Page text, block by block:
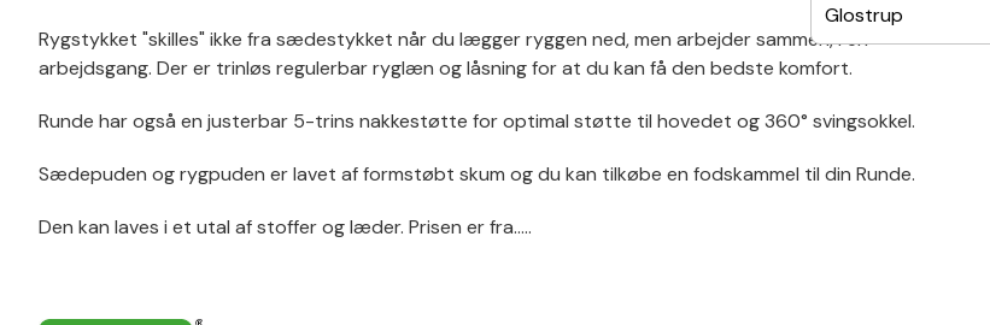
Rygstykket "skilles" ikke fra sædestykket når du lægger ryggen ned, men arbejder sammen, i en
arbejdsgang. Der er trinløs regulerbar ryglæn og låsning for at du kan få den bedste komfort.
Runde har også en justerbar 5-trins nakkestøtte for optimal støtte til hovedet og 360° svingsokkel.
Sædepuden og rygpuden er lavet af formstøbt skum og du kan tilkøbe en fodskammel til din Runde.
Den kan laves i et utal af stoffer og læder. Prisen er fra.....
Glostrup